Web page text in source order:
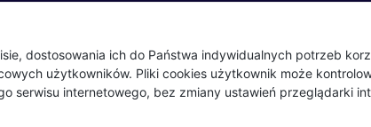
Blog
dostosowania ich do Państwa indywidualnych potrzeb
użytkowników. Pliki cookies użytkownik może
serwisu internetowego, bez zmiany ustawień przeglądarki